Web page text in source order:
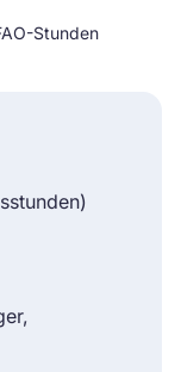
Stunden